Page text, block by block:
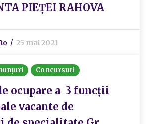
PIEȚEI RAHOVA
25 mai 2021
Concursuri
ocupare a 3 funcții
vacante de